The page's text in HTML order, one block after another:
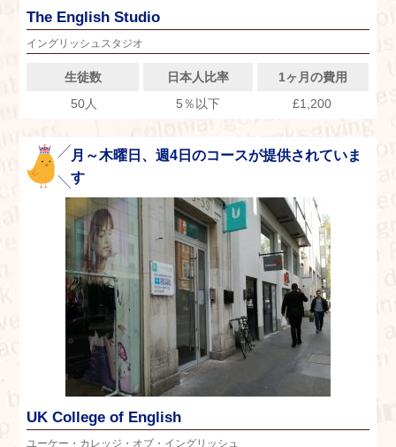
The English Studio
イングリッシュスタジオ
生徒数 日本人比率
1ヶ月の費用
50人
5％以下 £1,200
月～木曜日、週4日のコースが提供されていま
す
UK College of English
ユーケー・カレッジ・オブ・イングリッシュ